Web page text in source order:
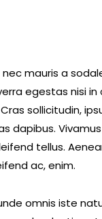
mauris a
egestas nisi
sollicitudin,
dapibus.
tellus.
ac, enim.
omnis iste